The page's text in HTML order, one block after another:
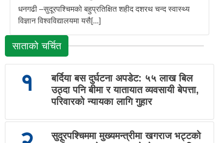
धनगढी –सुदूरपश्चिमको बहुप्रतिक्षित शहीद दशरथ चन्द स्वास्थ्य
विज्ञान विश्वविद्यालयमा यसै[...]
साताको चर्चित
१
बर्दिया बस दुर्घटना अपडेट: ५५ लाख बिल
उठ्दा पनि बीमा र यातायात व्यवसायी बेपत्ता,
परिवारको न्यायका लागि गुहार
सुदूरपश्चिममा मुख्यमन्त्रीमा खगराज भट्टको